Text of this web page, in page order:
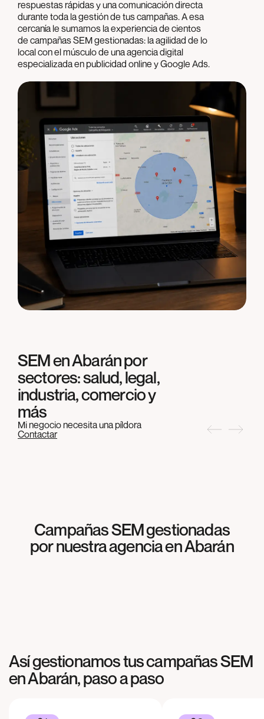
respuestas rápidas y una comunicación directa
durante toda la gestión de tus campañas. A esa
cercanía le sumamos la experiencia de cientos
de campañas SEM gestionadas: la agilidad de lo
local con el músculo de una agencia digital
especializada en publicidad online y Google Ads.
SEM enAbaránpor
sectores: salud, legal,
industria, comercio y
más
Mi negocio necesita una píldora
Contactar
Campañas SEM gestionadas
por nuestra agencia enAbarán
SEM
Meliterránea
SEM
Así gestionamos tus campañas SEM
enAbarán, paso a paso